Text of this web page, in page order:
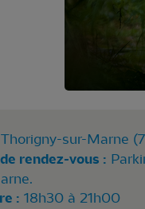
Thorigny-sur-Marne
rendez-vous :
: 18h30 à 21h00